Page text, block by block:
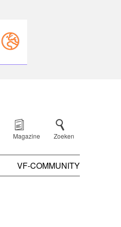
Magazine Zoeken
VF-COMMUNITY